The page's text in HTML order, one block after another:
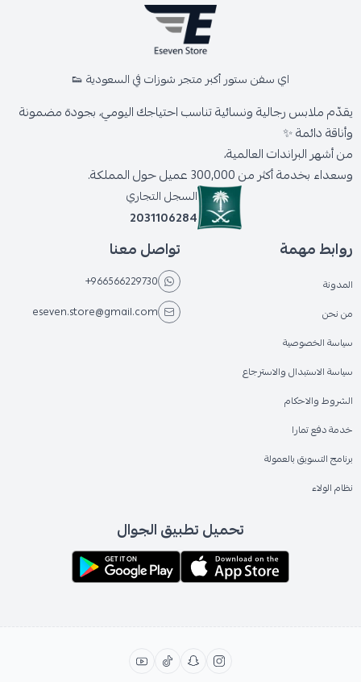
اي سفن ستور أكبر متجر شوزات في السعودية 👟
يقدّم ملابس رجالية ونسائية تناسب احتياجك اليومي، بجودة مضمونة
وأناقة دائمة ✨
من أشهر البراندات العالمية،
وسعداء بخدمة أكثر من 300,000 عميل حول المملكة.
السجل التجاري
2031106284
روابط مهمة
المدونة
من نحن
سياسة الخصوصية
سياسة الاستبدال والاسترجاع
الشروط والاحكام
خدمة دفع تمارا
برنامج التسويق بالعمولة
نظام الولاء
تواصل معنا
+966566229730
eseven.store@gmail.com
تحميل تطبيق الجوال